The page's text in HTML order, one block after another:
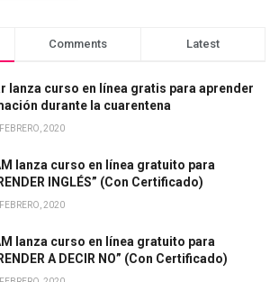
Comments Latest
lanza curso en línea gratis para aprender
durante la cuarentena
2020
lanza curso en línea gratuito para
INGLÉS” (Con Certificado)
2020
lanza curso en línea gratuito para
A DECIR NO” (Con Certificado)